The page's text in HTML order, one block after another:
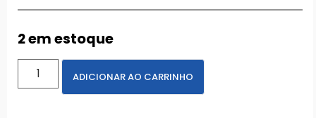
2 em estoque
ADICIONAR AO CARRINHO